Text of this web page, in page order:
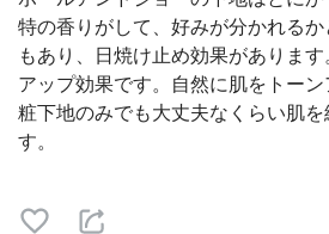
特の香りがして、好みが分かれる
もあり、日焼け止め効果がありま
アップ効果です。自然に肌をトー
粧下地のみでも大丈夫なくらい肌
す。